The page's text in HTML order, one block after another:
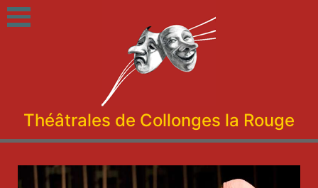
Théâtrales de Collonges la Rouge